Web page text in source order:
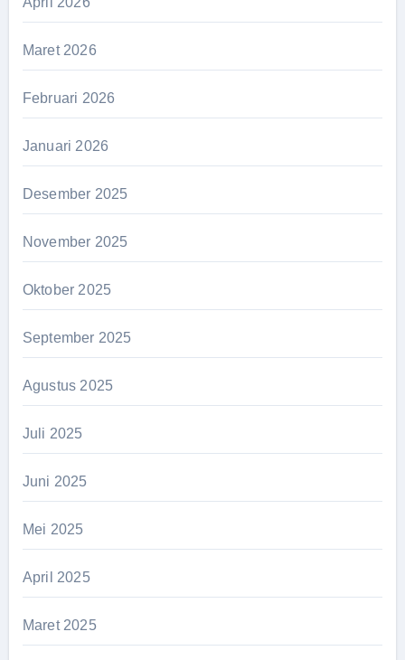
Maret 2026
Februari 2026
Januari 2026
Desember 2025
November 2025
Oktober 2025
September 2025
Agustus 2025
Juli 2025
Juni 2025
Mei 2025
April 2025
Maret 2025